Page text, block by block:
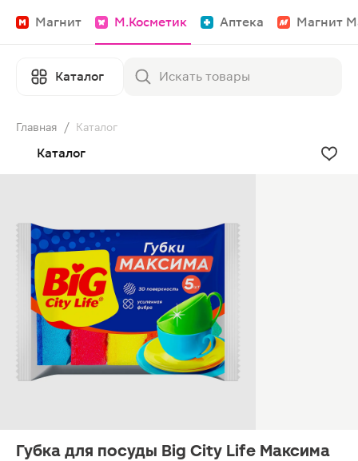
Магнит М.Косметик Аптека Магнит
Каталог
Главная / Каталог
Каталог
Губка для посуды Big City Life Максима